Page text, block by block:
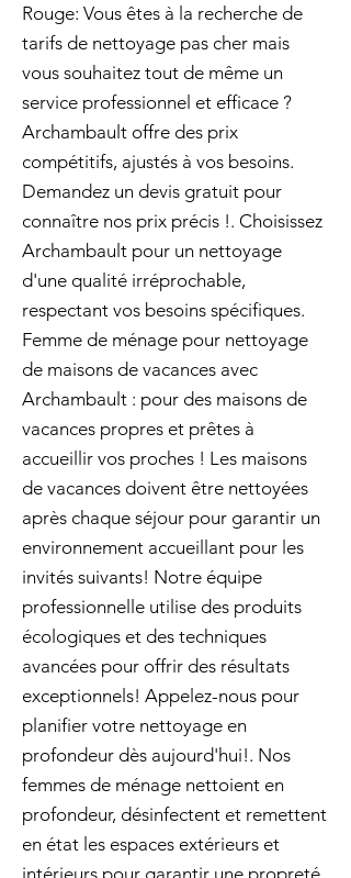
Rouge: Vous êtes à la recherche de
tarifs de nettoyage pas cher mais
vous souhaitez tout de même un
service professionnel et efficace ?
Archambault offre des prix
compétitifs, ajustés à vos besoins.
Demandez un devis gratuit pour
connaître nos prix précis !. Choisissez
Archambault pour un nettoyage
d'une qualité irréprochable,
respectant vos besoins spécifiques.
Femme de ménage pour nettoyage
de maisons de vacances avec
Archambault : pour des maisons de
vacances propres et prêtes à
accueillir vos proches ! Les maisons
de vacances doivent être nettoyées
après chaque séjour pour garantir un
environnement accueillant pour les
invités suivants! Notre équipe
professionnelle utilise des produits
écologiques et des techniques
avancées pour offrir des résultats
exceptionnels! Appelez-nous pour
planifier votre nettoyage en
profondeur dès aujourd'hui!. Nos
femmes de ménage nettoient en
profondeur, désinfectent et remettent
en état les espaces extérieurs et
intérieurs pour garantir une propreté